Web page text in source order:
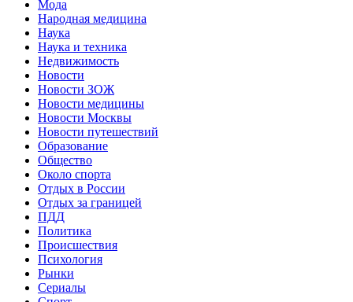
Мода
Народная медицина
Наука
Наука и техника
Недвижимость
Новости
Новости ЗОЖ
Новости медицины
Новости Москвы
Новости путешествий
Образование
Общество
Около спорта
Отдых в России
Отдых за границей
ПДД
Политика
Происшествия
Психология
Рынки
Сериалы